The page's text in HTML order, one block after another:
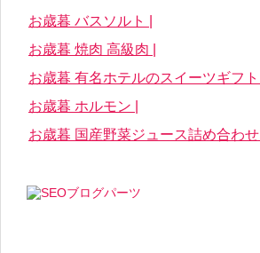
お歳暮 バスソルト |
お歳暮 焼肉 高級肉 |
お歳暮 有名ホテルのスイーツギフト |
お歳暮 ホルモン |
お歳暮 国産野菜ジュース詰め合わせ |